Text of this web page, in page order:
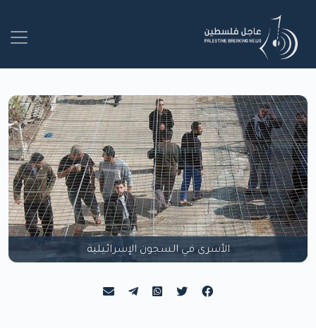
الأسرى في السجون الإسرائيلية